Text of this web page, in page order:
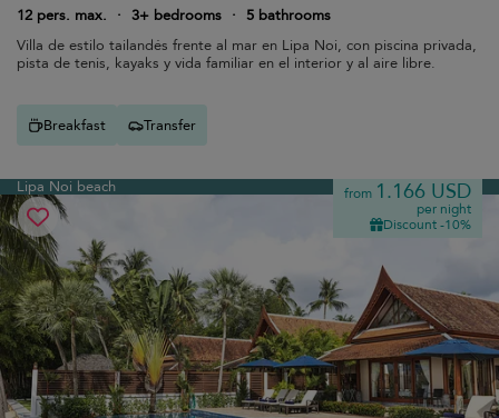
12 pers. max.
· 3+ bedrooms ·
5 bathrooms
Villa de estilo tailandés frente al mar en Lipa Noi, con piscina privada,
pista de tenis, kayaks y vida familiar en el interior y al aire libre.
Breakfast Transfer
Lipa Noi beach from 1.166 USD
per night
Discount -10%